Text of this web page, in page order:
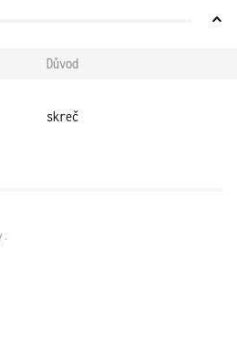
Důvod
skreč